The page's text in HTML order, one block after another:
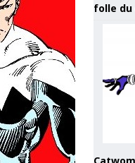
folle du